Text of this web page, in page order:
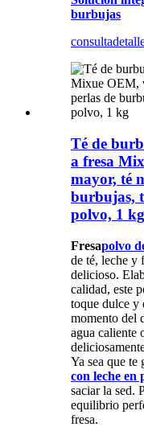
burbujas
consulta
Té de
a fresa
mayor, té
burbujas,
polvo, 1 kg
Fresapolvo
de té, leche y
delicioso.
calidad, este
toque dulce y
momento del
agua caliente
Ya sea que te
con leche en
saciar la sed.
equilibrio
fresa.